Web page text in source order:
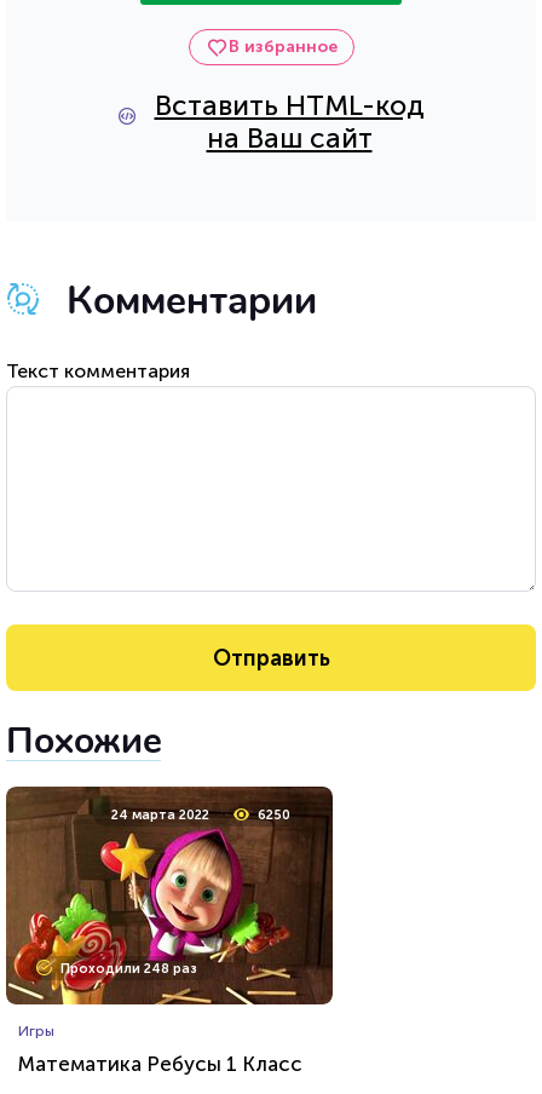
В избранное
Вставить HTML-код
на Ваш сайт
Комментарии
Текст комментария
Похожие
24 марта 2022 6250
Проходили 248 раз
Игры
Математика Ребусы 1 Класс